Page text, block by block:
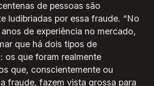
de pessoas são
ludibriadas por essa fraude. “No
de experiência no mercado,
que há dois tipos de
os que foram realmente
que, conscientemente ou
fraude, fazem vista grossa para